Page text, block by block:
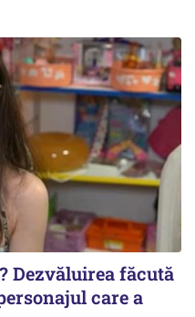
Dezvăluirea făcută
care a